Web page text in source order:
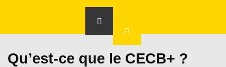
Qu’est-ce que le CECB+ ?